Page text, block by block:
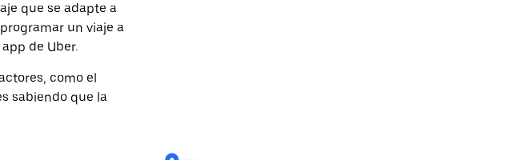
que se adapte a
un viaje a
de Uber.
como el
sabiendo que la